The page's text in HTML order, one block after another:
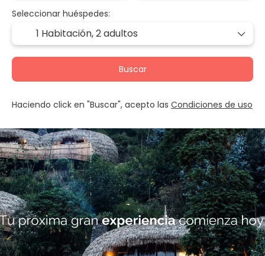
Seleccionar huéspedes:
1 Habitación,2 adultos
Buscar
Haciendo click en "Buscar", acepto las Condiciones de uso